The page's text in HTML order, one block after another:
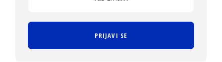
PRIJAVI SE